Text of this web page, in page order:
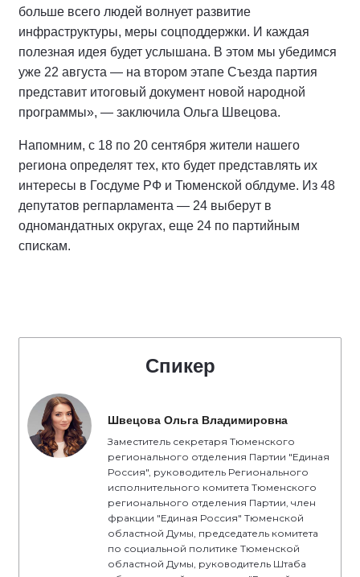
больше всего людей волнует развитие
инфраструктуры, меры соцподдержки. И каждая
полезная идея будет услышана. В этом мы убедимся
уже 22 августа — на втором этапе Съезда партия
представит итоговый документ новой народной
программы», — заключила Ольга Швецова.
Напомним, с 18 по 20 сентября жители нашего
региона определят тех, кто будет представлять их
интересы в Госдуме РФ и Тюменской облдуме. Из 48
депутатов регпарламента — 24 выберут в
одномандатных округах, еще 24 по партийным
спискам.
Спикер
Швецова Ольга Владимировна
Заместитель секретаря Тюменского
регионального отделения Партии "Единая
Россия", руководитель Регионального
исполнительного комитета Тюменского
регионального отделения Партии, член
фракции "Единая Россия" Тюменской
областной Думы, председатель комитета
по социальной политике Тюменской
областной Думы, руководитель Штаба